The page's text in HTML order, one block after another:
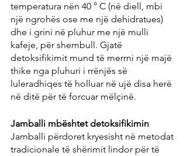
temperatura nën 40 ° C (në diell, mbi
një ngrohës ose me një dehidratues)
dhe i grini në pluhur me një mulli
kafeje, për shembull. Gjatë
detoksifikimit mund të merrni një majë
thike nga pluhuri i rrënjës së
luleradhiqes të holluar në ujë disa herë
në ditë për të forcuar mëlçinë.
Jamballi mbështet detoksifikimin
Jamballi përdoret kryesisht në metodat
tradicionale të shërimit lindor për të